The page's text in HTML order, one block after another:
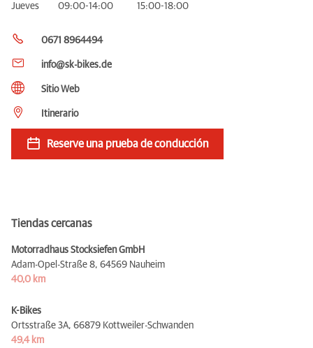
Jueves
09:00-14:00 15:00-18:00
0671 8964494
info@sk-bikes.de
Sitio Web
Itinerario
Reserve una prueba de conducción
Tiendas cercanas
Motorradhaus Stocksiefen GmbH
Adam-Opel-Straße 8, 64569 Nauheim
40,0 km
K-Bikes
Ortsstraße 3A, 66879 Kottweiler-Schwanden
49,4 km